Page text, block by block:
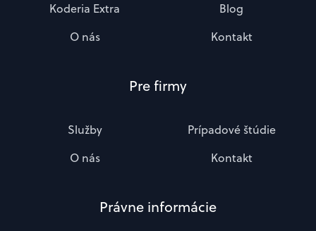
Koderia Extra
Blog
O nás
Kontakt
Pre firmy
Služby
Prípadové štúdie
O nás
Kontakt
Právne informácie